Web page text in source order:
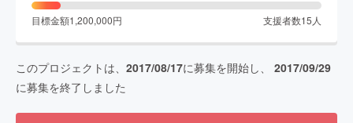
目標金額1,200,000円 支援者数15 人
このプロジェクトは、 2017/08/17に募集を開始し、 2017/09/29
に募集を終了しました